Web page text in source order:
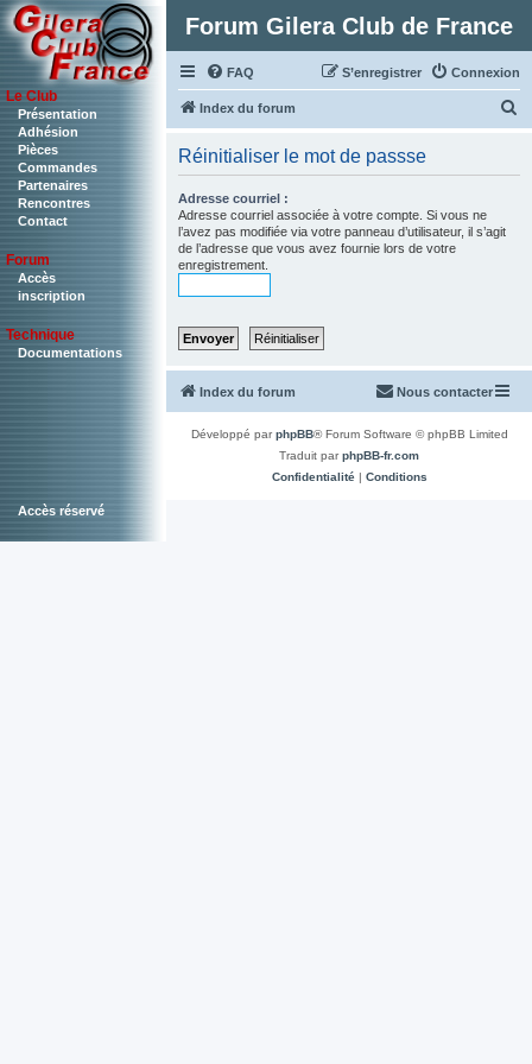
Le Club
Présentation
Adhésion
Pièces
Commandes
Partenaires
Rencontres
Contact
Forum
Accès
inscription
Technique
Documentations
Accès réservé
Forum Gilera Club de France
FAQ Connexion
S’enregistrer
Index du forum
Réinitialiser le mot de passse
Adresse courriel :
Adresse courriel associée à votre compte. Si vous ne
l’avez pas modifiée via votre panneau d’utilisateur, il s’agit
de l’adresse que vous avez fournie lors de votre
enregistrement.
Index du forum Nous contacter
Développé parphpBB® Forum Software © phpBB Limited
Traduit parphpBB-fr.com
Confidentialité| Conditions